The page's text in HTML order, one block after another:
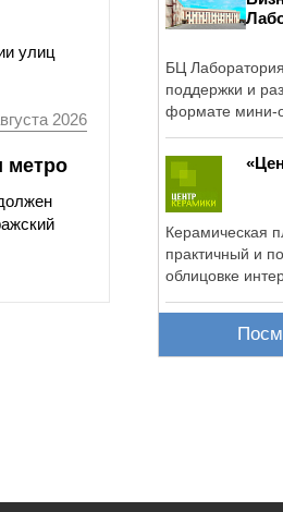
улиц
2026
метро
БЦ
поддержки и
формате мини-
Керамическая
практичный и
облицовке